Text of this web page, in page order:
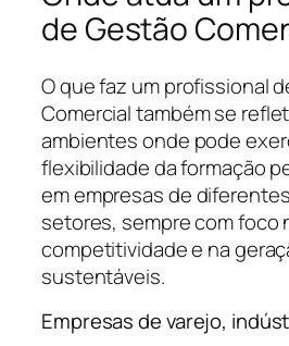
de Gestão
O que faz um profissional
Comercial também se
ambientes onde pode
flexibilidade da formação
em empresas de
setores, sempre com foco
competitividade e na
sustentáveis.
Empresas de varejo,